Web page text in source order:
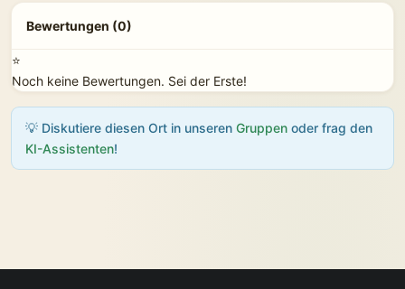
Bewertungen (0)
⭐
Noch keine Bewertungen. Sei der Erste!
💡 Diskutiere diesen Ort in unseren Gruppen oder frag den
KI-Assistenten!